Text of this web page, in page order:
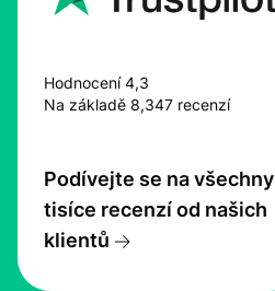
Hodnocení 4,3
Na základě 8,347 recenzí
Podívejte se na všechny
tisíce recenzí od našich
klientů